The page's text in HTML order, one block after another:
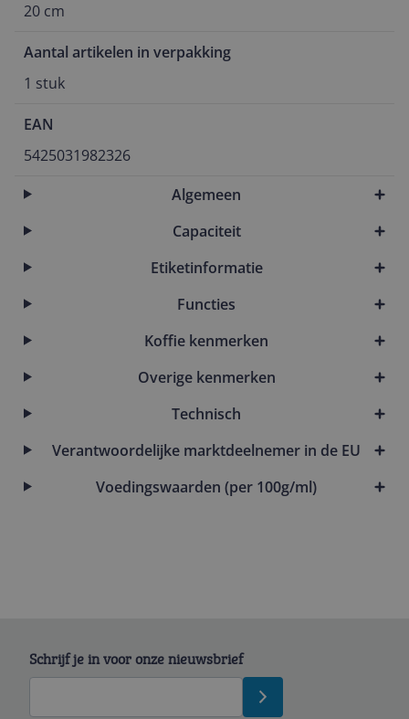
20 cm
Aantal artikelen in verpakking
1 stuk
EAN
5425031982326
Algemeen
Capaciteit
Etiketinformatie
Functies
Koffie kenmerken
Overige kenmerken
Technisch
Verantwoordelijke marktdeelnemer in de EU
Voedingswaarden (per 100g/ml)
Schrijf je in voor onze nieuwsbrief